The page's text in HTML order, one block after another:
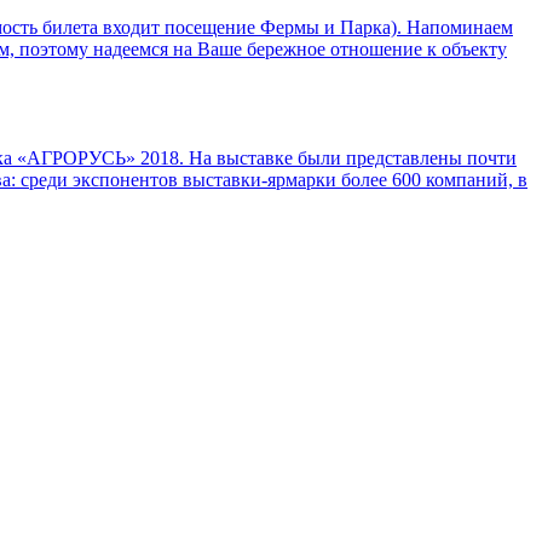
билета входит посещение Фермы и Парка). Напоминаем
поэтому надеемся на Ваше бережное отношение к объекту
«АГРОРУСЬ» 2018. На выставке были представлены почти
среди экспонентов выставки-ярмарки более 600 компаний, в